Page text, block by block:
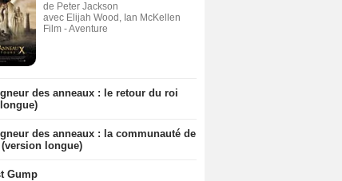
de Peter Jackson
avec Elijah Wood, Ian McKellen
Film - Aventure
des anneaux : le retour du roi
des anneaux : la communauté de
(version longue)
Gump